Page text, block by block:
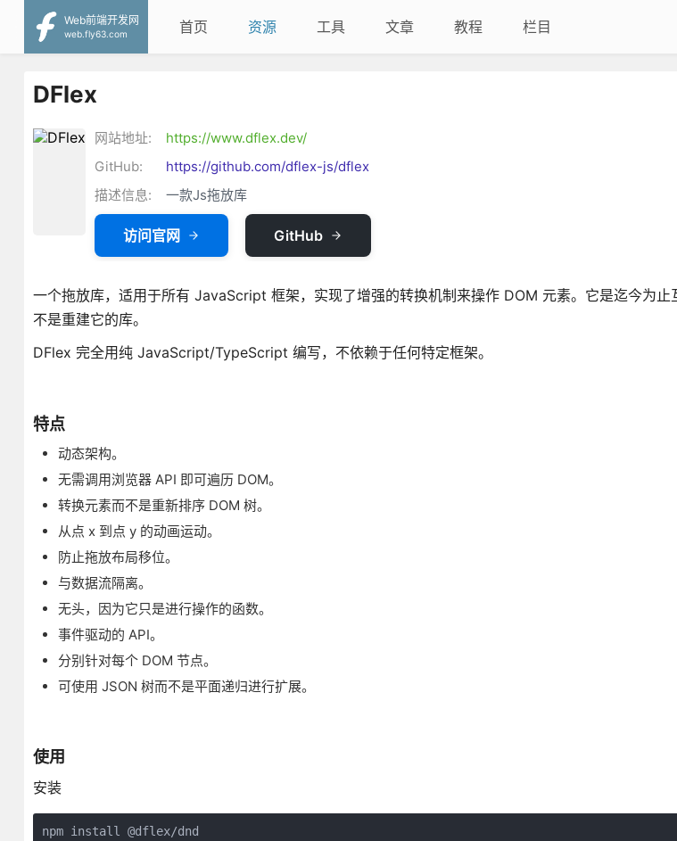
Web前端开发网
web.fly63.com
首页 资源 工具 文章 教程 栏目
DFlex
网站地址:
https://www.dflex.dev/
GitHub:
https://github.com/dflex-js/dflex
描述信息:
一款Js拖放库
访问官网 GitHub
一个拖放库，适用于所有 JavaScript 框架，实现了增强的转换机制来操作 DOM 元素。它是迄今为
不是重建它的库。
DFlex 完全用纯 JavaScript/TypeScript 编写，不依赖于任何特定框架。
特点
动态架构。
无需调用浏览器 API 即可遍历 DOM。
转换元素而不是重新排序 DOM 树。
从点 x 到点 y 的动画运动。
防止拖放布局移位。
与数据流隔离。
无头，因为它只是进行操作的函数。
事件驱动的 API。
分别针对每个 DOM 节点。
可使用 JSON 树而不是平面递归进行扩展。
使用
安装
npm install @dflex/dnd